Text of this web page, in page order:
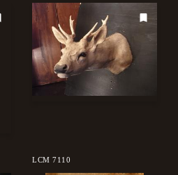
LCM 7110